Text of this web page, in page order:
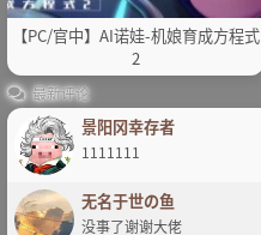
【PC/官中】AI诺娃-机娘育成方程式
2
最新评论
景阳冈幸存者
1111111
无名于世の鱼
没事了谢谢大佬